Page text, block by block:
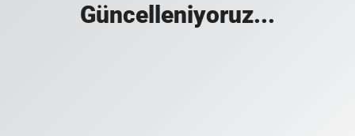
Güncelleniyoruz...